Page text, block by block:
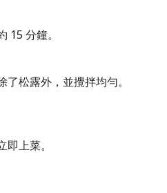
15 分鐘。
松露外，並攪拌均勻。
上菜。